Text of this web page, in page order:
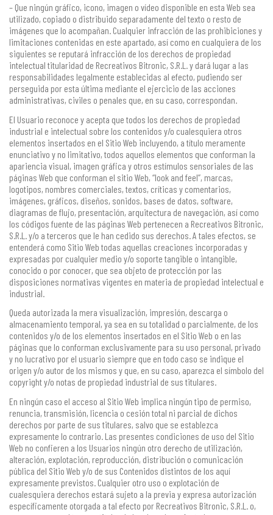
– Que ningún gráfico, icono, imagen o vídeo disponible en esta Web sea
utilizado, copiado o distribuido separadamente del texto o resto de
imágenes que lo acompañan. Cualquier infracción de las prohibiciones y
limitaciones contenidas en este apartado, así como en cualquiera de los
siguientes se reputará infracción de los derechos de propiedad
intelectual titularidad de Recreativos Bitronic, S.R.L. y dará lugar a las
responsabilidades legalmente establecidas al efecto, pudiendo ser
perseguida por esta última mediante el ejercicio de las acciones
administrativas, civiles o penales que, en su caso, correspondan.
El Usuario reconoce y acepta que todos los derechos de propiedad
industrial e intelectual sobre los contenidos y/o cualesquiera otros
elementos insertados en el Sitio Web incluyendo, a título meramente
enunciativo y no limitativo, todos aquellos elementos que conforman la
apariencia visual, imagen gráfica y otros estímulos sensoriales de las
páginas Web que conforman el sitio Web, “look and feel”, marcas,
logotipos, nombres comerciales, textos, críticas y comentarios,
imágenes, gráficos, diseños, sonidos, bases de datos, software,
diagramas de flujo, presentación, arquitectura de navegación, así como
los códigos fuente de las páginas Web pertenecen a Recreativos Bitronic,
S.R.L. y/o a terceros que le han cedido sus derechos. A tales efectos, se
entenderá como Sitio Web todas aquellas creaciones incorporadas y
expresadas por cualquier medio y/o soporte tangible o intangible,
conocido o por conocer, que sea objeto de protección por las
disposiciones normativas vigentes en materia de propiedad intelectual e
industrial.
Queda autorizada la mera visualización, impresión, descarga o
almacenamiento temporal, ya sea en su totalidad o parcialmente, de los
contenidos y/o de los elementos insertados en el Sitio Web o en las
páginas que lo conforman exclusivamente para su uso personal, privado
y no lucrativo por el usuario siempre que en todo caso se indique el
origen y/o autor de los mismos y que, en su caso, aparezca el símbolo del
copyright y/o notas de propiedad industrial de sus titulares.
En ningún caso el acceso al Sitio Web implica ningún tipo de permiso,
renuncia, transmisión, licencia o cesión total ni parcial de dichos
derechos por parte de sus titulares, salvo que se establezca
expresamente lo contrario. Las presentes condiciones de uso del Sitio
Web no confieren a los Usuarios ningún otro derecho de utilización,
alteración, explotación, reproducción, distribución o comunicación
pública del Sitio Web y/o de sus Contenidos distintos de los aquí
expresamente previstos. Cualquier otro uso o explotación de
cualesquiera derechos estará sujeto a la previa y expresa autorización
específicamente otorgada a tal efecto por Recreativos Bitronic, S.R.L. o,